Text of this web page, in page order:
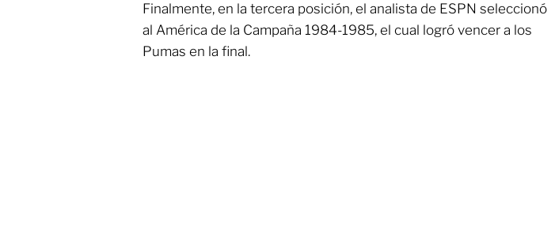
Finalmente, en la tercera posición, el analista de ESPN seleccionó
al América de la Campaña 1984-1985, el cual logró vencer a los
Pumas en la final.